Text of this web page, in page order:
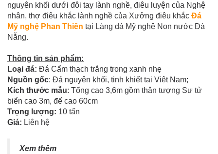
nguyên khối dưới đôi tay lành nghề, điêu luyện của Nghệ
nhân, thợ điêu khắc lành nghề của Xưởng điêu khắc Đá
Mỹ nghệ Phan Thiên tại Làng đá Mỹ nghệ Non nước Đà
Nẵng.
Thông tin sản phẩm:
Loại đá: Đá Cẩm thạch trắng trong xanh nhẹ
Nguồn gốc: Đá nguyên khối, tinh khiết tại Việt Nam;
Kích thước mẫu: Tổng cao 3,6m gồm thân tượng Sư tử
biển cao 3m, đế cao 60cm
Trọng lượng: 10 tấn
Giá: Liên hệ
Xem thêm